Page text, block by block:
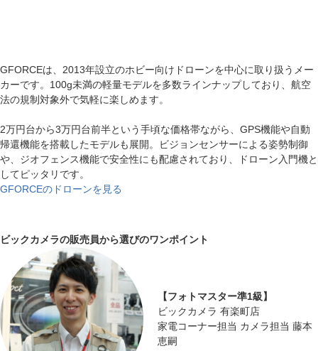
GFORCEは、2013年設立のホビー向けドローンを中心に取り扱うメー
カーです。100g未満の軽量モデルを多数ラインナップしており、航空
法の規制対象外で気軽に楽しめます。
2万円台から3万円台前半という手頃な価格帯ながら、GPS機能や自動
帰還機能を搭載したモデルも展開。ビジョンセンサーによる姿勢制御
や、ジオフェンス機能で安全性にも配慮されており、ドローン入門機と
してピッタリです。
GFORCEのドローンを見る
ビックカメラの販売員から選びのワンポイント
【フォトマスター準1級】
ビックカメラ 有楽町店
家電コーナー担当 カメラ担当 藤本
恵嗣